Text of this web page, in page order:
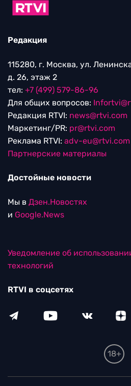
Редакция
115280, г. Москва, ул.
д. 26, этаж 2
тел: +7 (499) 579-86-96
Для общих вопросов:
Редакция RTVI: news@rtvi.com
Маркетинг/PR: pr@rtvi.com
Реклама RTVI: adv-eu@rtvi.com
Партнерские материалы
Достойные новости
Мы в Дзен.Новостях
и Google.News
Уведомление об
технологий
RTVI в соцсетях
18+